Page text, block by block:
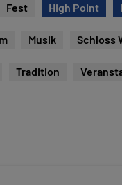
Fest High Point
Musik Schloss
Tradition